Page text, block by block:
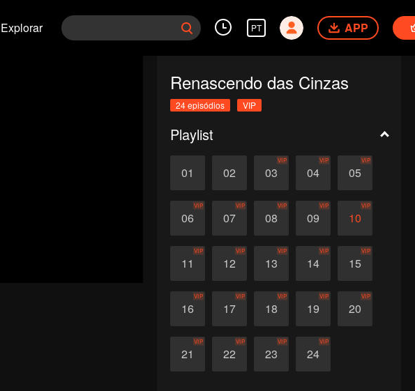
Explorar PT APP
Renascendo das Cinzas
24 episódios VIP
Playlist
01 02 03
VIP
04
VIP
05
VIP
06
VIP
07
VIP
08
VIP
09
VIP
10
VIP
11
VIP
12
VIP
13
VIP
14
VIP
15
VIP
16
VIP
17
VIP
18
VIP
19
VIP
20
VIP
21
VIP
22
VIP
23
VIP
24
VIP